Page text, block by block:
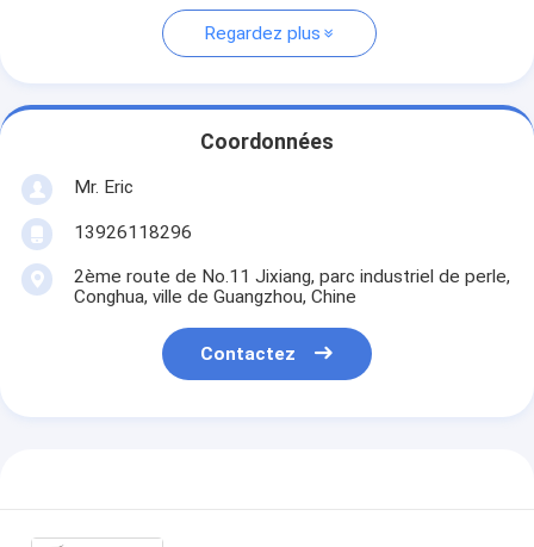
Regardez plus
Coordonnées
Mr. Eric
13926118296
2ème route de No.11 Jixiang, parc industriel de perle,
Conghua, ville de Guangzhou, Chine
Contactez